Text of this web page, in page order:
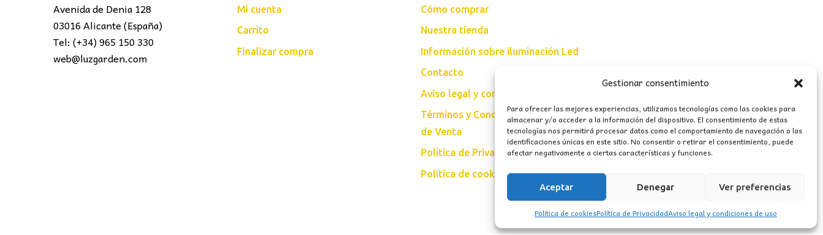
Gestionar consentimiento
Para ofrecer las mejores experiencias, utilizamos tecnologías como las cookies para
almacenar y/o acceder a la información del dispositivo. El consentimiento de estas
tecnologías nos permitirá procesar datos como el comportamiento de navegación o las
identificaciones únicas en este sitio. No consentir o retirar el consentimiento, puede
afectar negativamente a ciertas características y funciones.
Aceptar Denegar Ver preferencias
Política de cookiesPolítica de PrivacidadAviso legal y condiciones de uso
Avenida de Denia 128
03016 Alicante (España)
Tel: (+34) 965 150 330
web@luzgarden.com
Mi cuenta
Carrito
Finalizar compra
Cómo comprar
Nuestra tienda
Información sobre iluminación Led
Contacto
Aviso legal y condiciones de uso
Términos y Condiciones Generales
de Venta
Política de Privacidad
Política de cookies (UE)